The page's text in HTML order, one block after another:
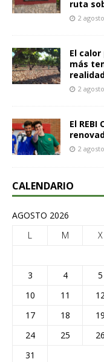
ruta
2
El
más
2
El
2
CALENDARIO
AGOSTO 2026
L
M X
3
4 5
10
11
17
18 19
24
25 26
31